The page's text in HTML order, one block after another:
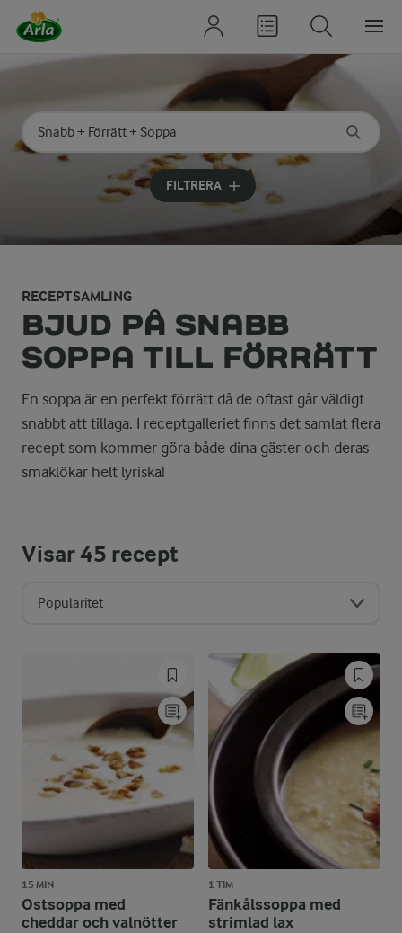
Sök på kategori eller ingrediens
Skriv in sökord för att få förslag
FILTRERA
RECEPTSAMLING
BJUD PÅ SNABB
SOPPA TILL FÖRRÄTT
En soppa är en perfekt förrätt då de oftast går väldigt
snabbt att tillaga. I receptgalleriet finns det samlat flera
recept som kommer göra både dina gäster och deras
smaklökar helt lyriska!
Visar45 recept
Popularitet
15 MIN
Ostsoppa med
cheddar och valnötter
1 TIM
Fänkålssoppa med
strimlad lax